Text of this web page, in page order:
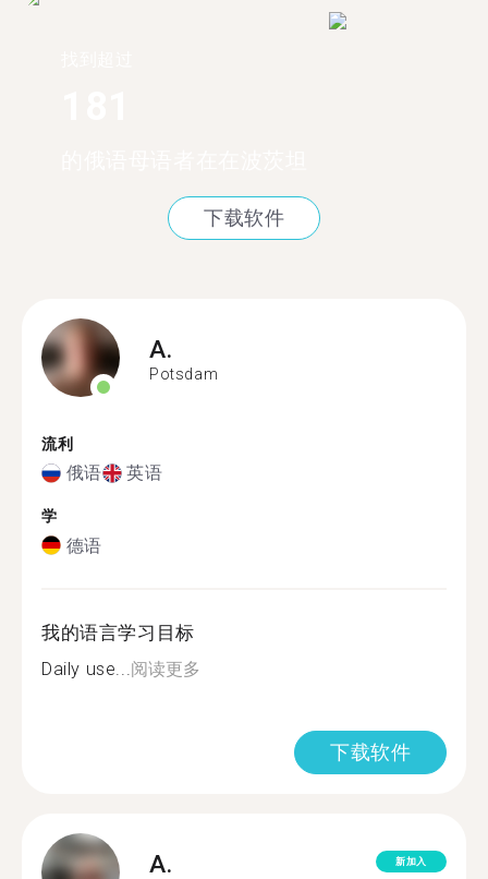
下载软件
A.
Potsdam
流利
俄语 英语
学
德语
我的语言学习目标
Daily use... 阅读更多
下载软件
A. 新加入